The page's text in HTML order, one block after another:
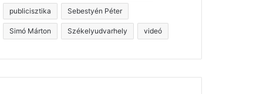
publicisztika Sebestyén Péter
Simó Márton Székelyudvarhely videó